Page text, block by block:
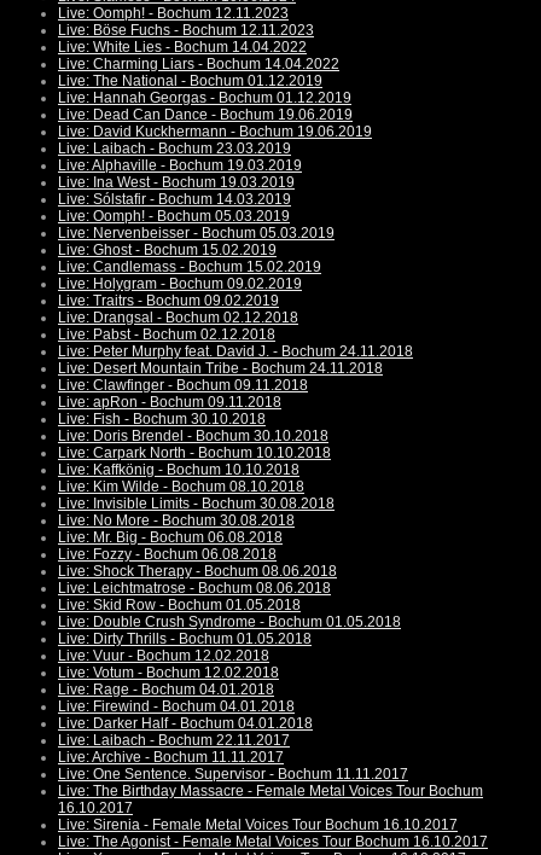
Live: Oomph! - Bochum 12.11.2023
Live: Böse Fuchs - Bochum 12.11.2023
Live: White Lies - Bochum 14.04.2022
Live: Charming Liars - Bochum 14.04.2022
Live: The National - Bochum 01.12.2019
Live: Hannah Georgas - Bochum 01.12.2019
Live: Dead Can Dance - Bochum 19.06.2019
Live: David Kuckhermann - Bochum 19.06.2019
Live: Laibach - Bochum 23.03.2019
Live: Alphaville - Bochum 19.03.2019
Live: Ina West - Bochum 19.03.2019
Live: Sólstafir - Bochum 14.03.2019
Live: Oomph! - Bochum 05.03.2019
Live: Nervenbeisser - Bochum 05.03.2019
Live: Ghost - Bochum 15.02.2019
Live: Candlemass - Bochum 15.02.2019
Live: Holygram - Bochum 09.02.2019
Live: Traitrs - Bochum 09.02.2019
Live: Drangsal - Bochum 02.12.2018
Live: Pabst - Bochum 02.12.2018
Live: Peter Murphy feat. David J. - Bochum 24.11.2018
Live: Desert Mountain Tribe - Bochum 24.11.2018
Live: Clawfinger - Bochum 09.11.2018
Live: apRon - Bochum 09.11.2018
Live: Fish - Bochum 30.10.2018
Live: Doris Brendel - Bochum 30.10.2018
Live: Carpark North - Bochum 10.10.2018
Live: Kaffkönig - Bochum 10.10.2018
Live: Kim Wilde - Bochum 08.10.2018
Live: Invisible Limits - Bochum 30.08.2018
Live: No More - Bochum 30.08.2018
Live: Mr. Big - Bochum 06.08.2018
Live: Fozzy - Bochum 06.08.2018
Live: Shock Therapy - Bochum 08.06.2018
Live: Leichtmatrose - Bochum 08.06.2018
Live: Skid Row - Bochum 01.05.2018
Live: Double Crush Syndrome - Bochum 01.05.2018
Live: Dirty Thrills - Bochum 01.05.2018
Live: Vuur - Bochum 12.02.2018
Live: Votum - Bochum 12.02.2018
Live: Rage - Bochum 04.01.2018
Live: Firewind - Bochum 04.01.2018
Live: Darker Half - Bochum 04.01.2018
Live: Laibach - Bochum 22.11.2017
Live: Archive - Bochum 11.11.2017
Live: One Sentence. Supervisor - Bochum 11.11.2017
Live: The Birthday Massacre - Female Metal Voices Tour Bochum
16.10.2017
Live: Sirenia - Female Metal Voices Tour Bochum 16.10.2017
Live: The Agonist - Female Metal Voices Tour Bochum 16.10.2017